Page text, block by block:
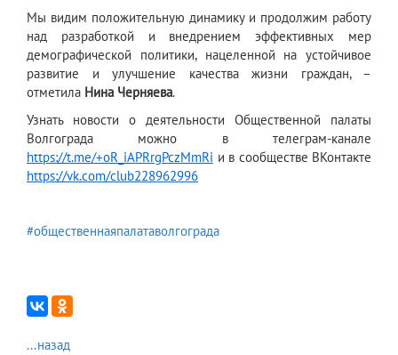
Мы видим положительную динамику и продолжим работу
над разработкой и внедрением эффективных мер
демографической политики, нацеленной на устойчивое
развитие и улучшение качества жизни граждан, –
отметила Нина Черняева.
Узнать новости о деятельности Общественной палаты
Волгограда можно в телеграм-канале
https://t.me/+oR_iAPRrgPczMmRi и в сообществе ВКонтакте
https://vk.com/club228962996
#общественнаяпалатаволгограда
...назад